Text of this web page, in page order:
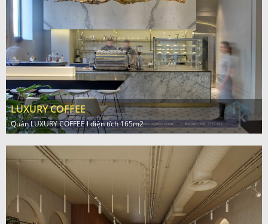
LUXURY COFFEE
Quán LUXURY COFFEE l diện tích 165m2